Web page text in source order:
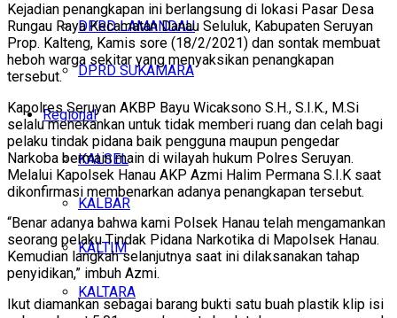
DPRD LAMANDAU
DPRD SUKAMARA
Regional
KALSEL
KALBAR
KALTIM
KALTARA
Kejadian penangkapan ini berlangsung di lokasi Pasar Desa
Rungau Raya Kecamatan Danau Seluluk, Kabupaten Seruyan
Prop. Kalteng, Kamis sore (18/2/2021) dan sontak membuat
heboh warga sekitar yang menyaksikan penangkapan
tersebut.
Kapolres Seruyan AKBP Bayu Wicaksono S.H., S.I.K., M.Si
selalu menekankan untuk tidak memberi ruang dan celah bagi
pelaku tindak pidana baik pengguna maupun pengedar
Narkoba bermain main di wilayah hukum Polres Seruyan.
Melalui Kapolsek Hanau AKP Azmi Halim Permana S.I.K saat
dikonfirmasi membenarkan adanya penangkapan tersebut.
“Benar adanya bahwa kami Polsek Hanau telah mengamankan
seorang pelaku Tindak Pidana Narkotika di Mapolsek Hanau.
Kemudian langkah selanjutnya saat ini dilaksanakan tahap
penyidikan,” imbuh Azmi.
Ikut diamankan sebagai barang bukti satu buah plastik klip isi